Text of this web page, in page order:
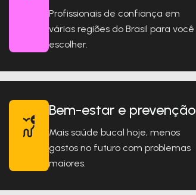
Profissionais de confiança em
várias regiões do Brasil para você
escolher.
Bem-estar e prevenção
Mais saúde bucal hoje, menos
gastos no futuro com problemas
maiores.